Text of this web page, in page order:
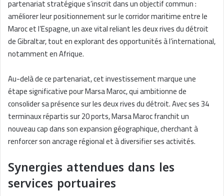
partenariat stratégique s’inscrit dans un objectif commun :
améliorer leur positionnement sur le corridor maritime entre le
Maroc et l’Espagne, un axe vital reliant les deux rives du détroit
de Gibraltar, tout en explorant des opportunités à l’international,
notamment en Afrique.
Au-delà de ce partenariat, cet investissement marque une
étape significative pour Marsa Maroc, qui ambitionne de
consolider sa présence sur les deux rives du détroit. Avec ses 34
terminaux répartis sur 20 ports, Marsa Maroc franchit un
nouveau cap dans son expansion géographique, cherchant à
renforcer son ancrage régional et à diversifier ses activités.
Synergies attendues dans les
services portuaires